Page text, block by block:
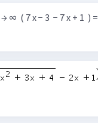
∞ ​ ( 7 x − 3 ​ − 7 x + 1 ​ ) =